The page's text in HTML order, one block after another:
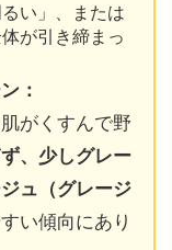
い」、または
が引き締まっ
：
がくすんで野
、少しグレー
ュ（グレージ
い傾向にあり